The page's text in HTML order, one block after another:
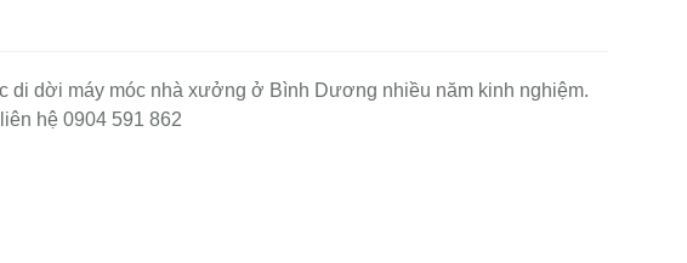
di dời máy móc nhà xưởng ở Bình Dương nhiều năm kinh nghiệm.
hệ 0904 591 862